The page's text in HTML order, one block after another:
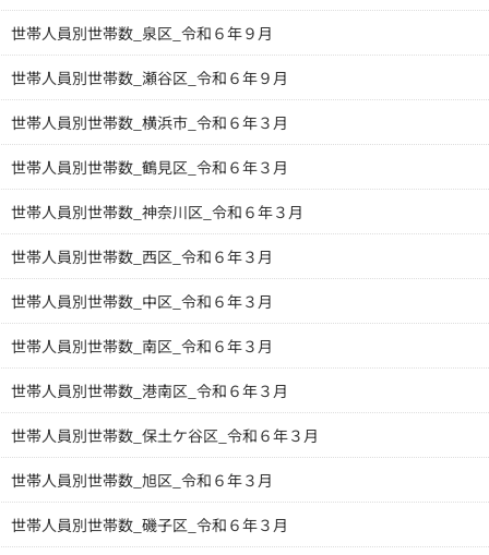
世帯人員別世帯数_泉区_令和６年９月
世帯人員別世帯数_瀬谷区_令和６年９月
世帯人員別世帯数_横浜市_令和６年３月
世帯人員別世帯数_鶴見区_令和６年３月
世帯人員別世帯数_神奈川区_令和６年３月
世帯人員別世帯数_西区_令和６年３月
世帯人員別世帯数_中区_令和６年３月
世帯人員別世帯数_南区_令和６年３月
世帯人員別世帯数_港南区_令和６年３月
世帯人員別世帯数_保土ケ谷区_令和６年３月
世帯人員別世帯数_旭区_令和６年３月
世帯人員別世帯数_磯子区_令和６年３月